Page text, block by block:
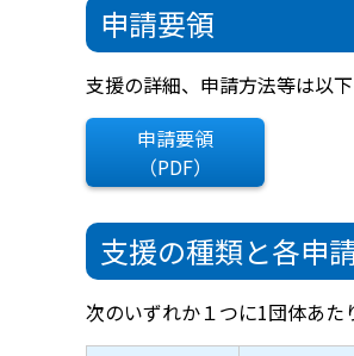
申請要領
支援の詳細、申請方法等は以
申請要領
（PDF）
支援の種類と各申
次のいずれか１つに1団体あた